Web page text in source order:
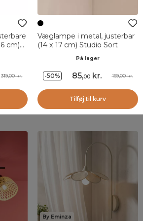
cm)
319,00 kr.
Væglampe i metal, justerbar
(14 x 17 cm) Studio Sort
På lager
-50% 85,00kr. 169,00 kr.
Tilføj til kurv
By Eminza